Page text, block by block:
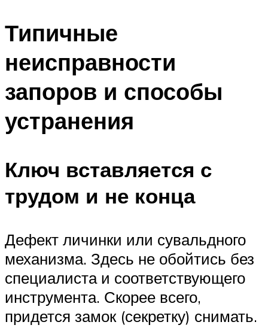
Типичные
неисправности
запоров и способы
устранения
Ключ вставляется с
трудом и не конца
Дефект личинки или сувальдного
механизма. Здесь не обойтись без
специалиста и соответствующего
инструмента. Скорее всего,
придется замок (секретку) снимать.